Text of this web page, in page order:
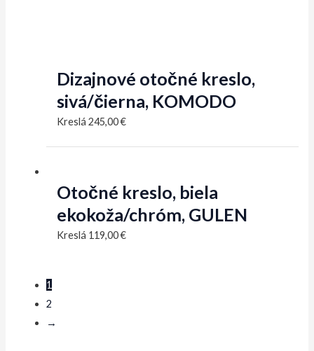
Dizajnové otočné kreslo,
sivá/čierna, KOMODO
Kreslá 245,00€
Otočné kreslo, biela
ekokoža/chróm, GULEN
Kreslá 119,00€
1
2
→